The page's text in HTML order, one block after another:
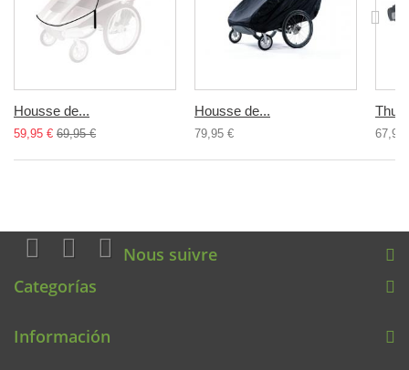
Housse de...
59,95 € 69,95 €
Housse de...
79,95 € 67,95
Nous suivre
Categorías
Información